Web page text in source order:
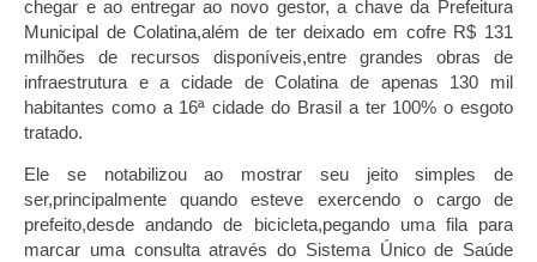
chegar e ao entregar ao novo gestor, a chave da Prefeitura
Municipal de Colatina,além de ter deixado em cofre R$ 131
milhões de recursos disponíveis,entre grandes obras de
infraestrutura e a cidade de Colatina de apenas 130 mil
habitantes como a 16ª cidade do Brasil a ter 100% o esgoto
tratado.
Ele se notabilizou ao mostrar seu jeito simples de
ser,principalmente quando esteve exercendo o cargo de
prefeito,desde andando de bicicleta,pegando uma fila para
marcar uma consulta através do Sistema Único de Saúde